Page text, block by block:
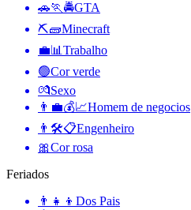
🚗🏃🚔GTA
⛏🧱Minecraft
💼📊 Trabalho
🟢Cor verde
💏Sexo
👨‍💼💰📈Homem de negocios
👨🛠📋Engenheiro
🎀Cor rosa
Feriados
👨‍👧‍👦 Dos Pais